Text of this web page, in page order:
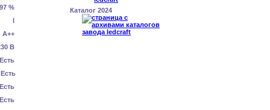
%
I
А++
В
Есть
Есть
Есть
Есть
Каталог 2024